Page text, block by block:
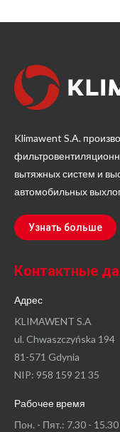
Klimawent S.A.
вытяжных систем и
автомобильных
Узнать больше
Контактные
Адрес
KLIMAWENT S.A
ul. Chwaszczyńska 194
81-571 Gdynia
NIP: 958 159 21 35
Рабочее время
Пон. - Пят.: 7.30 - 15.30